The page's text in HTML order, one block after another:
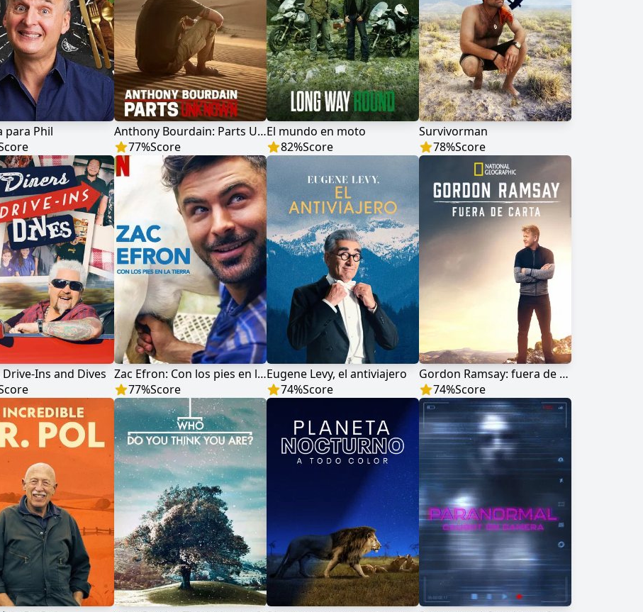
para Phil
Anthony Bourdain: Parts Unknown
77%Score
El mundo en moto
82%Score
Survivorman
78%Score
Ins and Dives
Zac Efron: Con los pies en la tierra
77%Score
Eugene Levy, el antiviajero
74%Score
Gordon Ramsay: fuera de carta
74%Score